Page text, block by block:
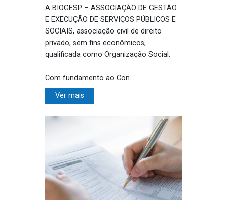
A BIOGESP – ASSOCIAÇÃO DE GESTÃO
E EXECUÇÃO DE SERVIÇOS PÚBLICOS E
SOCIAIS, associação civil de direito
privado, sem fins econômicos,
qualificada como Organização Social:
Com fundamento ao Con...
Ver mais